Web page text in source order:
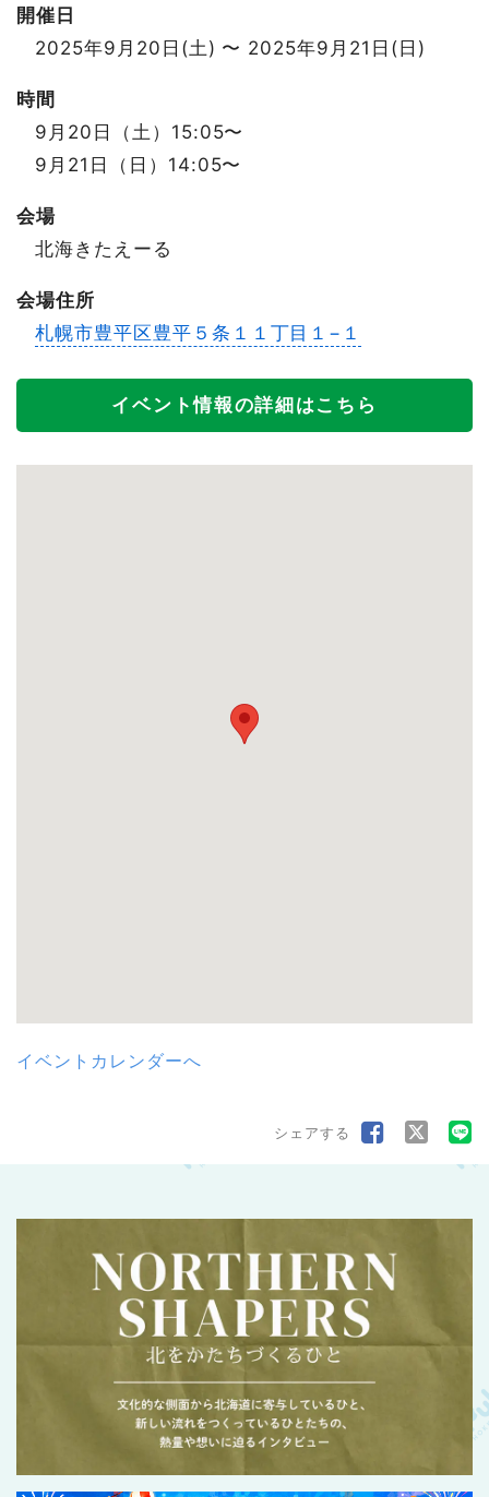
開催日
2025年9月20日(土) 〜 2025年9月21日(日)
時間
9月20日（土）15:05〜
9月21日（日）14:05〜
会場
北海きたえーる
会場住所
札幌市豊平区豊平５条１１丁目１−１
イベント情報の詳細はこちら
イベントカレンダーへ
シェアする